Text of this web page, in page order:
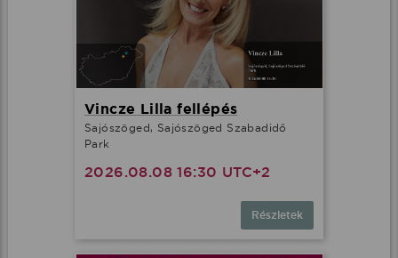
Vincze Lilla fellépés
Sajószöged, Sajószöged Szabadidő
Park
2026.08.08 16:30 UTC+2
Részletek